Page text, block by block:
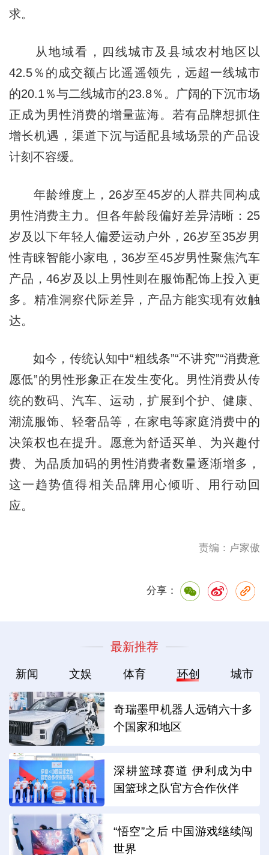
求。
从地域看，四线城市及县域农村地区以
42.5％的成交额占比遥遥领先，远超一线城市
的20.1％与二线城市的23.8％。广阔的下沉市场
正成为男性消费的增量蓝海。若有品牌想抓住
增长机遇，渠道下沉与适配县域场景的产品设
计刻不容缓。
年龄维度上，26岁至45岁的人群共同构成
男性消费主力。但各年龄段偏好差异清晰：25
岁及以下年轻人偏爱运动户外，26岁至35岁男
性青睐智能小家电，36岁至45岁男性聚焦汽车
产品，46岁及以上男性则在服饰配饰上投入更
多。精准洞察代际差异，产品方能实现有效触
达。
如今，传统认知中“粗线条”“不讲究”“消费意
愿低”的男性形象正在发生变化。男性消费从传
统的数码、汽车、运动，扩展到个护、健康、
潮流服饰、轻奢品等，在家电等家庭消费中的
决策权也在提升。愿意为舒适买单、为兴趣付
费、为品质加码的男性消费者数量逐渐增多，
这一趋势值得相关品牌用心倾听、用行动回
应。
责编：卢家傲
分享：
最新推荐
新闻 文娱 体育 环创 城市
奇瑞墨甲机器人远销六十多
个国家和地区
深耕篮球赛道 伊利成为中
国篮球之队官方合作伙伴
“悟空”之后 中国游戏继续闯
世界